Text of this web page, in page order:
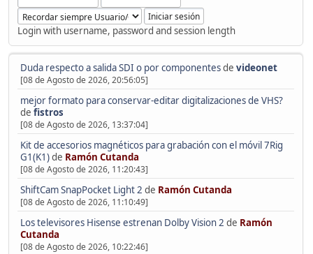
Login with username, password and session length
Duda respecto a salida SDI o por componentesde videonet
[08 de Agosto de 2026, 20:56:05]
mejor formato para conservar-editar digitalizaciones de VHS?
de fistros
[08 de Agosto de 2026, 13:37:04]
Kit de accesorios magnéticos para grabación con el móvil 7Rig
G1(K1)de Ramón Cutanda
[08 de Agosto de 2026, 11:20:43]
ShiftCam SnapPocket Light 2 de Ramón Cutanda
[08 de Agosto de 2026, 11:10:49]
Los televisores Hisense estrenan Dolby Vision 2 de Ramón
Cutanda
[08 de Agosto de 2026, 10:22:46]